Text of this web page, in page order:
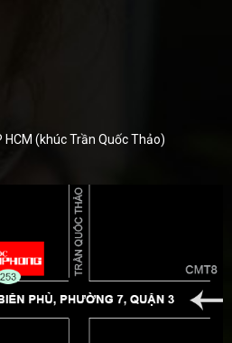
HCM (khúc Trần Quốc Thảo)